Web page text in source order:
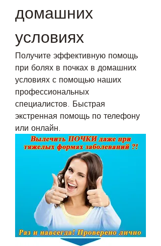
домашних
условиях
Получите эффективную помощь
при болях в почках в домашних
условиях с помощью наших
профессиональных
специалистов. Быстрая
экстренная помощь по телефону
или онлайн.